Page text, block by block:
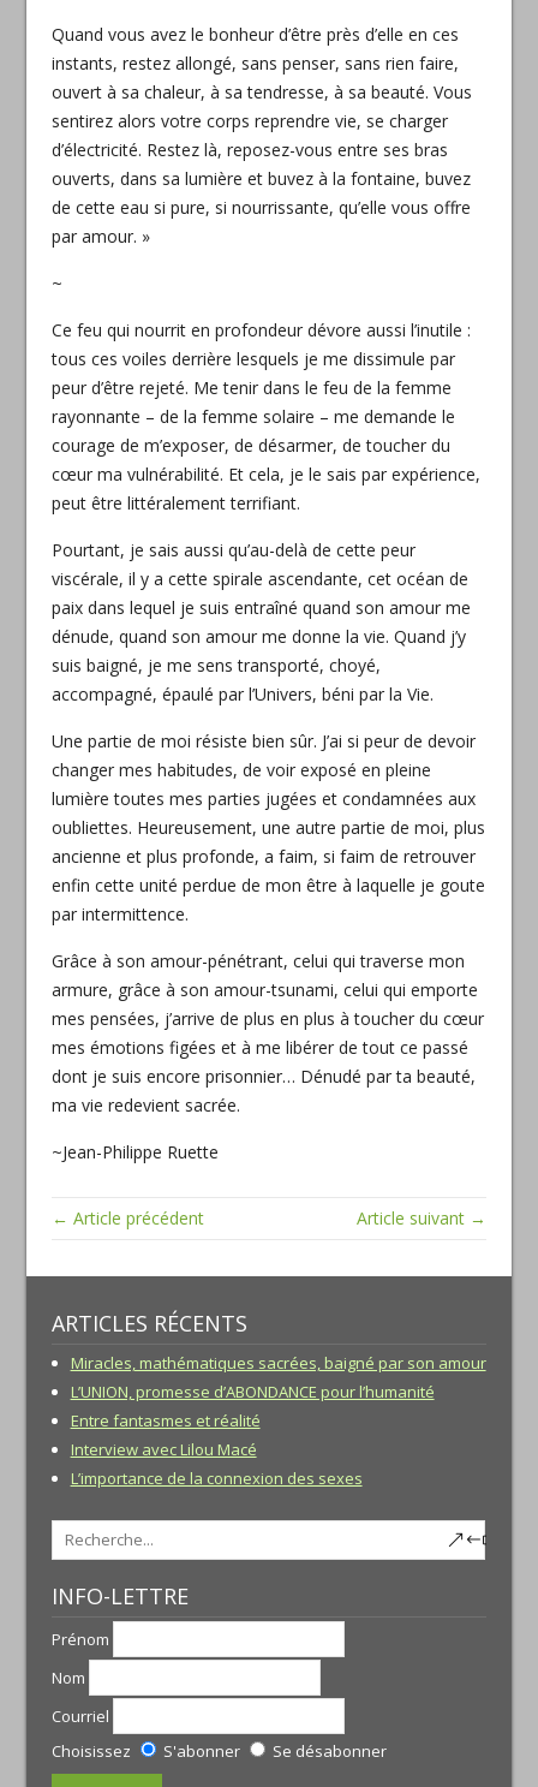
Quand vous avez le bonheur d’être près d’elle en ces
instants, restez allongé, sans penser, sans rien faire,
ouvert à sa chaleur, à sa tendresse, à sa beauté. Vous
sentirez alors votre corps reprendre vie, se charger
d’électricité. Restez là, reposez-vous entre ses bras
ouverts, dans sa lumière et buvez à la fontaine, buvez
de cette eau si pure, si nourrissante, qu’elle vous offre
par amour. »
~
Ce feu qui nourrit en profondeur dévore aussi l’inutile :
tous ces voiles derrière lesquels je me dissimule par
peur d’être rejeté. Me tenir dans le feu de la femme
rayonnante – de la femme solaire – me demande le
courage de m’exposer, de désarmer, de toucher du
cœur ma vulnérabilité. Et cela, je le sais par expérience,
peut être littéralement terrifiant.
Pourtant, je sais aussi qu’au-delà de cette peur
viscérale, il y a cette spirale ascendante, cet océan de
paix dans lequel je suis entraîné quand son amour me
dénude, quand son amour me donne la vie. Quand j’y
suis baigné, je me sens transporté, choyé,
accompagné, épaulé par l’Univers, béni par la Vie.
Une partie de moi résiste bien sûr. J’ai si peur de devoir
changer mes habitudes, de voir exposé en pleine
lumière toutes mes parties jugées et condamnées aux
oubliettes. Heureusement, une autre partie de moi, plus
ancienne et plus profonde, a faim, si faim de retrouver
enfin cette unité perdue de mon être à laquelle je goute
par intermittence.
Grâce à son amour-pénétrant, celui qui traverse mon
armure, grâce à son amour-tsunami, celui qui emporte
mes pensées, j’arrive de plus en plus à toucher du cœur
mes émotions figées et à me libérer de tout ce passé
dont je suis encore prisonnier… Dénudé par ta beauté,
ma vie redevient sacrée.
~Jean-Philippe Ruette
← Article précédent Article suivant →
ARTICLES RÉCENTS
Miracles, mathématiques sacrées, baigné par son amour
L’UNION, promesse d’ABONDANCE pour l’humanité
Entre fantasmes et réalité
Interview avec Lilou Macé
L’importance de la connexion des sexes
INFO-LETTRE
Prénom
Nom
Courriel
Choisissez
S'abonner Se désabonner